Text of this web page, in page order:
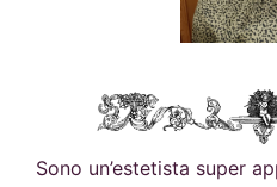
Sono un’estetista super